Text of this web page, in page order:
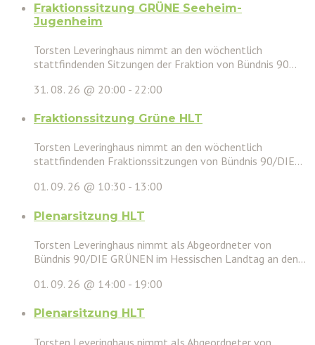
Fraktionssitzung GRÜNE Seeheim-
Jugenheim
Torsten Leveringhaus nimmt an den wöchentlich
stattfindenden Sitzungen der Fraktion von Bündnis 90...
31. 08. 26 @ 20:00 - 22:00
Fraktionssitzung Grüne HLT
Torsten Leveringhaus nimmt an den wöchentlich
stattfindenden Fraktionssitzungen von Bündnis 90/DIE...
01. 09. 26 @ 10:30 - 13:00
Plenarsitzung HLT
Torsten Leveringhaus nimmt als Abgeordneter von
Bündnis 90/DIE GRÜNEN im Hessischen Landtag an den...
01. 09. 26 @ 14:00 - 19:00
Plenarsitzung HLT
Torsten Leveringhaus nimmt als Abgeordneter von